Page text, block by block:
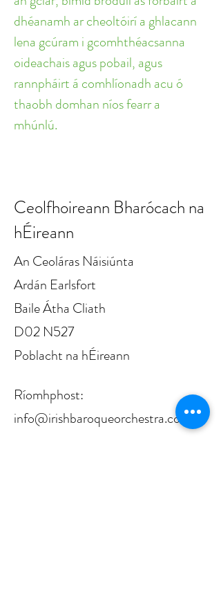
dhéanamh ar cheoltóirí a ghlacann
lena gcúram i gcomhthéacsanna
oideachais agus pobail, agus
rannpháirt á comhlíonadh acu ó
thaobh domhan níos fearr a
mhúnlú.
Ceolfhoireann Bharócach na
hÉireann
An Ceoláras Náisiúnta
Ardán Earlsfort
Baile Átha Cliath
D02 N527
Poblacht na hÉireann
Ríomhphost:
info@irishbaroqueorchestra.com